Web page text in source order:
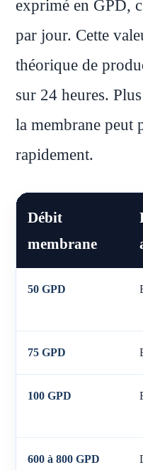
exprimé en GPD,
par jour. Cette
théorique de
sur 24 heures.
la membrane peut
rapidement.
Débit
membrane
50 GPD
75 GPD
100 GPD
600 à 800 GPD